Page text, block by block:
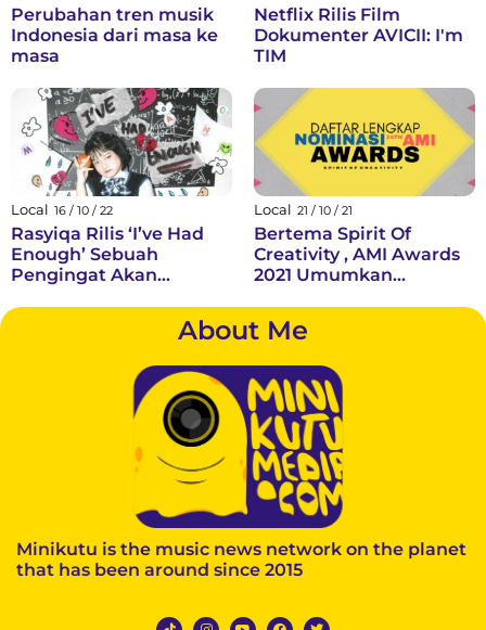
Perubahan tren musik
Indonesia dari masa ke
masa
Netflix Rilis Film
Dokumenter AVICII: I'm
TIM
Local 16 / 10 / 22
Rasyiqa Rilis ‘I’ve Had
Enough’ Sebuah
Pengingat Akan
Local 21 / 10 / 21
Bertema Spirit Of
Creativity , AMI Awards
2021 Umumkan
Kategori
About Me
Minikutu is the music news network on the planet
that has been around since 2015